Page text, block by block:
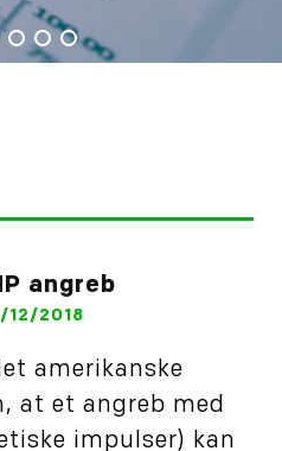
angreb
12/2018
amerikanske
at et angreb med
impulser) kan